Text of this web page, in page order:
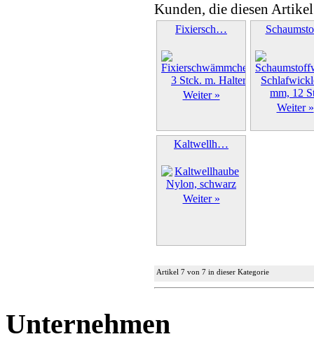
Kunden, die diesen
Fixiersch…
Weiter »
Weiter »
Kaltwellh…
Weiter »
Artikel 7 von 7 in dieser Kategorie
Unternehmen